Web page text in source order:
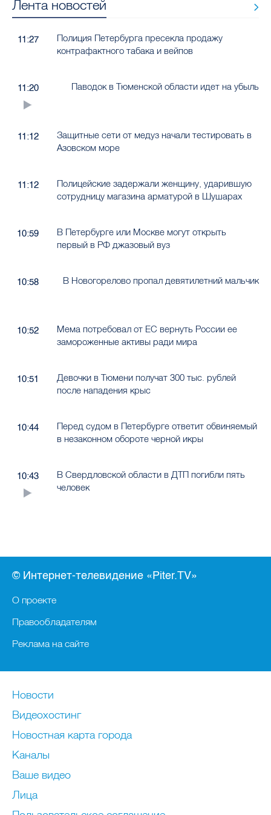
Лента новостей
11:27
Полиция Петербурга пресекла продажу
контрафактного табака и вейпов
11:20 Паводок в Тюменской области идет на убыль
11:12
Защитные сети от медуз начали тестировать в
Азовском море
11:12
Полицейские задержали женщину, ударившую
сотрудницу магазина арматурой в Шушарах
10:59
В Петербурге или Москве могут открыть
первый в РФ джазовый вуз
10:58 В Новогорелово пропал девятилетний мальчик
10:52
Мема потребовал от ЕС вернуть России ее
замороженные активы ради мира
10:51
Девочки в Тюмени получат 300 тыс. рублей
после нападения крыс
10:44
Перед судом в Петербурге ответит обвиняемый
в незаконном обороте черной икры
10:43
В Свердловской области в ДТП погибли пять
человек
© Интернет-телевидение «Piter.TV»
О проекте
Правообладателям
Реклама на сайте
Новости
Видеохостинг
Новостная карта города
Каналы
Ваше видео
Лица